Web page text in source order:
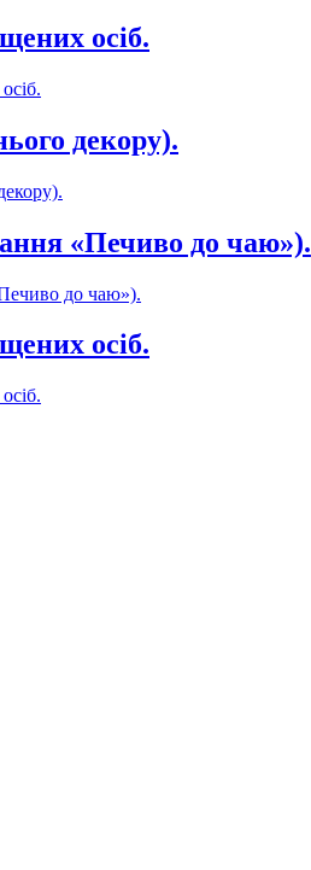
осіб.
декору).
«Печиво до чаю»).
до чаю»).
осіб.